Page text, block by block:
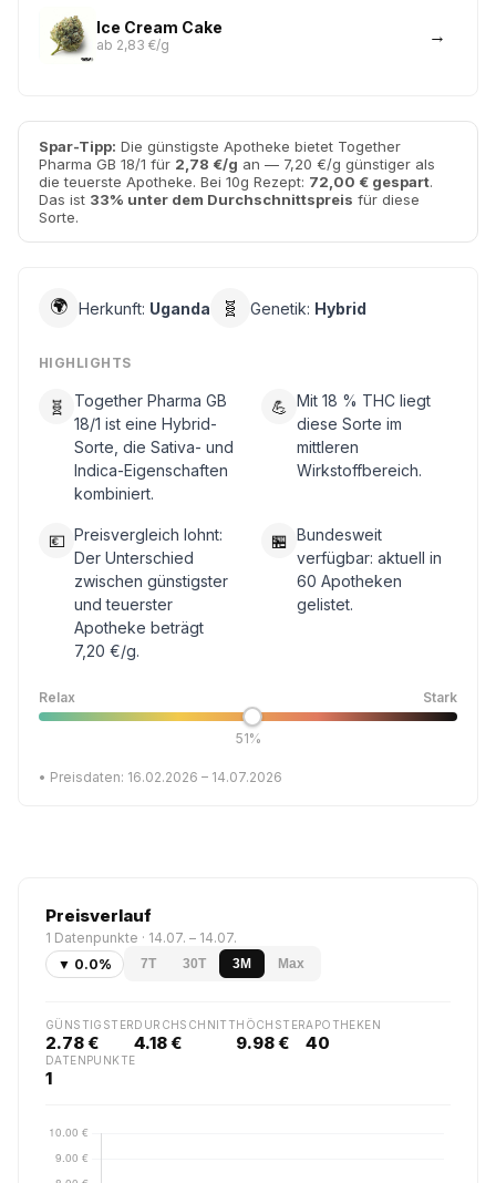
Ice Cream Cake
ab 2,83 €/g
Spar-Tipp: Die günstigste Apotheke bietet Together
Pharma GB 18/1 für 2,78 €/g an — 7,20 €/g günstiger als
die teuerste Apotheke. Bei 10g Rezept: 72,00 € gespart.
Das ist 33% unter dem Durchschnittspreis für diese
Sorte.
🌍 Herkunft: Uganda 🧬 Genetik: Hybrid
HIGHLIGHTS
🧬
Together Pharma GB
18/1 ist eine Hybrid-
Sorte, die Sativa- und
Indica-Eigenschaften
kombiniert.
💪 Mit 18 % THC liegt
diese Sorte im
mittleren
Wirkstoffbereich.
💶 Preisvergleich lohnt:
Der Unterschied
zwischen günstigster
und teuerster
Apotheke beträgt
7,20 €/g.
🏪 Bundesweit
verfügbar: aktuell in
60 Apotheken
gelistet.
Relax Stark
51%
• Preisdaten: 16.02.2026 – 14.07.2026
Preisverlauf
1 Datenpunkte · 14.07. – 14.07.
▼ 0.0%
7T 30T 3M Max
GÜNSTIGSTER
2.78 €
DURCHSCHNITT
4.18 €
HÖCHSTER
9.98 €
APOTHEKEN
40
DATENPUNKTE
1